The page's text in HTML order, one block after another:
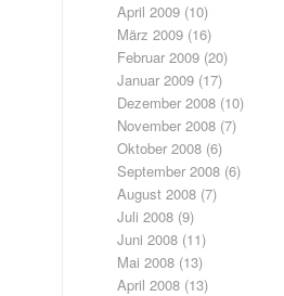
April 2009 (10)
März 2009 (16)
Februar 2009 (20)
Januar 2009 (17)
Dezember 2008 (10)
November 2008 (7)
Oktober 2008 (6)
September 2008 (6)
August 2008 (7)
Juli 2008 (9)
Juni 2008 (11)
Mai 2008 (13)
April 2008 (13)